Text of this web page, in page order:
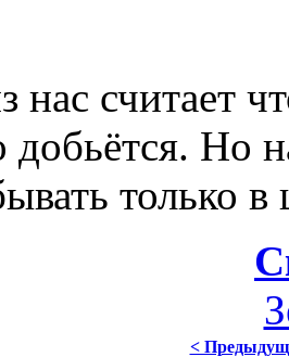
нас считает
добьётся. Но
только
<